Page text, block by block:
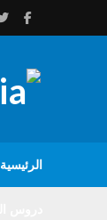
الرئيسية